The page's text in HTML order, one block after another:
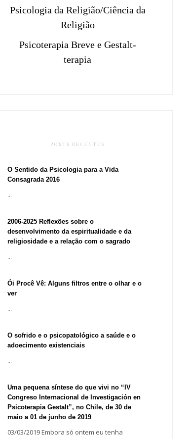
Psicologia da Religião/Ciência da
Religião
Psicoterapia Breve e Gestalt-
terapia
POSTS RECENTES
O Sentido da Psicologia para a Vida
Consagrada 2016
...
2006-2025 Reflexões sobre o
desenvolvimento da espiritualidade e da
religiosidade e a relação com o sagrado
...
Ói Procê Vê: Alguns filtros entre o olhar e o
ver
...
O sofrido e o psicopatológico a saúde e o
adoecimento existenciais
...
Uma pequena síntese do que vivi no “IV
Congreso Internacional de Investigación en
Psicoterapia Gestalt”, no Chile, de 30 de
maio a 01 de junho de 2019
03/03/2019 Embora só ontem eu tenha